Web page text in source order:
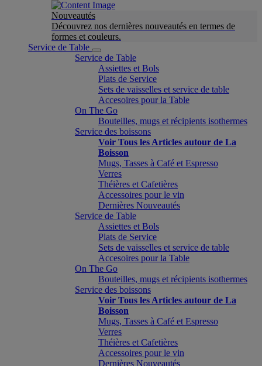
Nouveautés
Découvrez nos dernières nouveautés en termes de
formes et couleurs.
Service de Table
Service de Table
Assiettes et Bols
Plats de Service
Sets de vaisselles et service de table
Accesoires pour la Table
On The Go
Bouteilles, mugs et récipients isothermes
Service des boissons
Voir Tous les Articles autour de La
Boisson
Mugs, Tasses à Café et Espresso
Verres
Théières et Cafetières
Accessoires pour le vin
Dernières Nouveautés
Service de Table
Assiettes et Bols
Plats de Service
Sets de vaisselles et service de table
Accesoires pour la Table
On The Go
Bouteilles, mugs et récipients isothermes
Service des boissons
Voir Tous les Articles autour de La
Boisson
Mugs, Tasses à Café et Espresso
Verres
Théières et Cafetières
Accessoires pour le vin
Dernières Nouveautés